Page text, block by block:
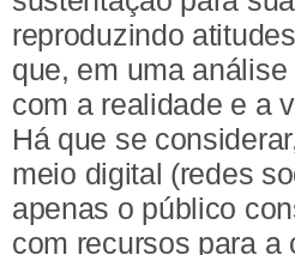
reproduzindo
que, em uma
com a realidade e a
Há que se
meio digital (redes
apenas o público
com recursos para a